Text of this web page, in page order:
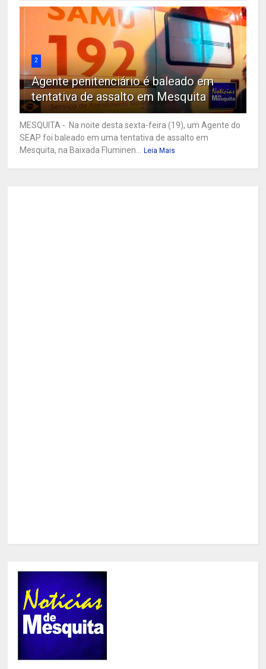
2
Agente penitenciário é baleado em
tentativa de assalto em Mesquita
MESQUITA - Na noite desta sexta-feira (19), um Agente do
SEAP foi baleado em uma tentativa de assalto em
Mesquita, na Baixada Fluminen...
Leia Mais